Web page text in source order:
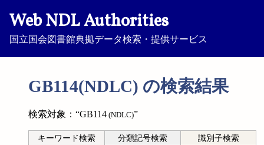
Web NDL Authorities
国立国会図書館典拠データ検索・提供サービス
GB114(NDLC) の検索結果
検索対象：“GB114 (NDLC)”
キーワード検索 分類記号検索 識別子検索